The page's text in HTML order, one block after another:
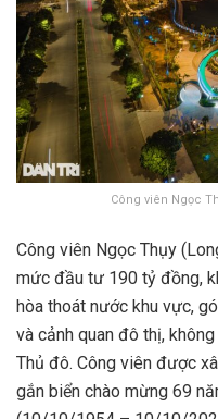
Công viên Ngọc
Công viên Ngọc Thụy
mức đầu tư 190 tỷ đồng,
hòa thoát nước khu vực,
và cảnh quan đô thị,
Thủ đô. Công viên được
gắn biển chào mừng 69